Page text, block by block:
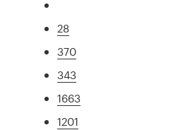
28
370
343
1663
1201